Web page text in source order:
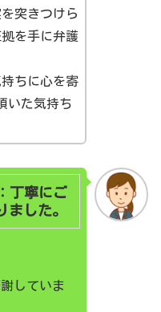
突きつけら
を手に弁護
ちに心を寄
いた気持ち
丁寧にご
した。
していま